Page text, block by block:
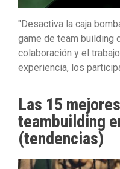
"Desactiva la caja
game de team building
colaboración y el
experiencia, los
Las 15
teambuilding
(tendencias)